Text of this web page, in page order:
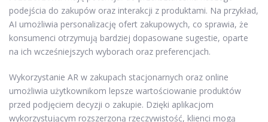
podejścia do zakupów oraz interakcji z produktami. Na przykład,
AI umożliwia personalizację ofert zakupowych, co sprawia, że
konsumenci otrzymują bardziej dopasowane sugestie, oparte
na ich wcześniejszych wyborach oraz preferencjach.
Wykorzystanie AR w zakupach stacjonarnych oraz online
umożliwia użytkownikom lepsze wartościowanie produktów
przed podjęciem decyzji o zakupie. Dzięki aplikacjom
wykorzystującym rozszerzoną rzeczywistość, klienci mogą